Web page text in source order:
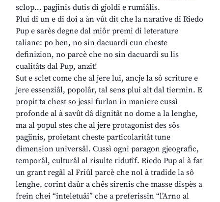
sclop… pagjinis dutis di gjoldi e rumiâlis.
Plui di un e di doi a àn vût dit che la narative di Riedo
Pup e sarès degne dal miôr premi di leterature
taliane: po ben, no sin dacuardi cun cheste
definizion, no parcè che no sin dacuardi su lis
cualitâts dal Pup, anzit!
Sut e sclet come che al jere lui, ancje la sô scriture e
jere essenziâl, popolâr, tal sens plui alt dal tiermin. E
propit ta chest so jessi furlan in maniere cussì
profonde al à savût dâ dignitât no dome a la lenghe,
ma al popul stes che al jere protagonist des sôs
pagjinis, proietant cheste particolaritât tune
dimension universâl. Cussì ogni paragon gjeografic,
temporâl, culturâl al risulte ridutîf. Riedo Pup al à fat
un grant regâl al Friûl parcè che nol à tradide la sô
lenghe, corint daûr a chês sirenis che masse dispès a
frein chei “inteletuâi” che a preferissin “l’Arno al